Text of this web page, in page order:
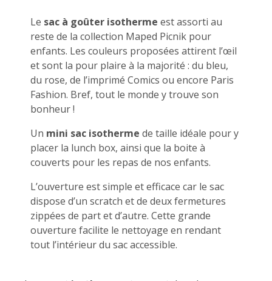
Le sac à goûter isotherme est assorti au
reste de la collection Maped Picnik pour
enfants. Les couleurs proposées attirent l’œil
et sont la pour plaire à la majorité : du bleu,
du rose, de l’imprimé Comics ou encore Paris
Fashion. Bref, tout le monde y trouve son
bonheur !
Un mini sac isotherme de taille idéale pour y
placer la lunch box, ainsi que la boite à
couverts pour les repas de nos enfants.
L’ouverture est simple et efficace car le sac
dispose d’un scratch et de deux fermetures
zippées de part et d’autre. Cette grande
ouverture facilite le nettoyage en rendant
tout l’intérieur du sac accessible.